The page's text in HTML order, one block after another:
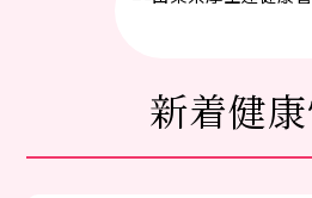
新着健